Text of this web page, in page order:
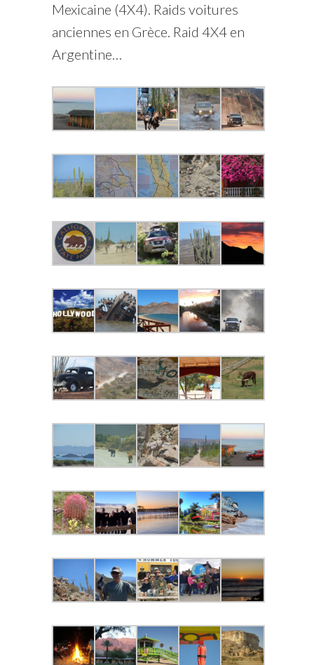
Mexicaine (4X4). Raids voitures
anciennes en Grèce. Raid 4X4 en
Argentine…